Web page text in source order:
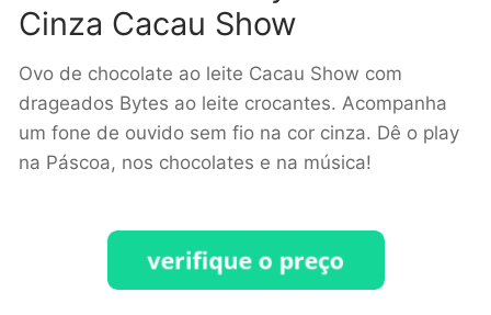
Cinza Cacau Show
Ovo de chocolate ao leite Cacau Show com
drageados Bytes ao leite crocantes. Acompanha
um fone de ouvido sem fio na cor cinza. Dê o play
na Páscoa, nos chocolates e na música!